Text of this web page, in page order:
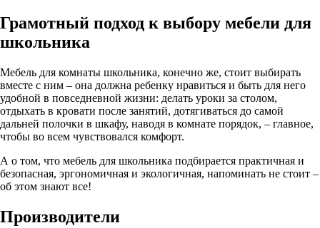
Грамотный подход к выбору мебели для
школьника
Мебель для комнаты школьника, конечно же, стоит выбирать
вместе с ним – она должна ребенку нравиться и быть для него
удобной в повседневной жизни: делать уроки за столом,
отдыхать в кровати после занятий, дотягиваться до самой
дальней полочки в шкафу, наводя в комнате порядок, – главное,
чтобы во всем чувствовался комфорт.
А о том, что мебель для школьника подбирается практичная и
безопасная, эргономичная и экологичная, напоминать не стоит –
об этом знают все!
Производители